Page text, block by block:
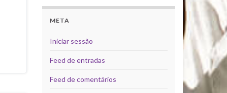
META
Iniciar sessão
Feed de entradas
Feed de comentários